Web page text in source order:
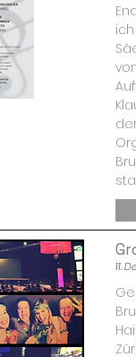
11.